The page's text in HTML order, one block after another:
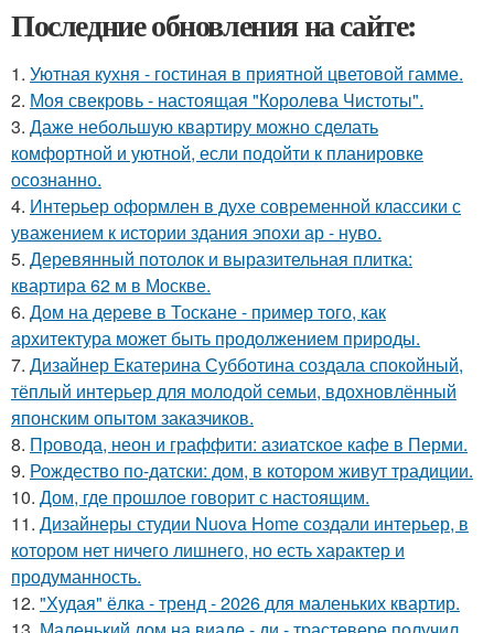
Последние обновления на сайте:
1. Уютная кухня - гостиная в приятной цветовой гамме.
2. Моя свекровь - настоящая "Королева Чистоты".
3. Даже небольшую квартиру можно сделать
комфортной и уютной, если подойти к планировке
осознанно.
4. Интерьер оформлен в духе современной классики с
уважением к истории здания эпохи ар - нуво.
5. Деревянный потолок и выразительная плитка:
квартира 62 м в Москве.
6. Дом на дереве в Тоскане - пример того, как
архитектура может быть продолжением природы.
7. Дизайнер Екатерина Субботина создала спокойный,
тёплый интерьер для молодой семьи, вдохновлённый
японским опытом заказчиков.
8. Провода, неон и граффити: азиатское кафе в Перми.
9. Рождество по-датски: дом, в котором живут традиции.
10. Дом, где прошлое говорит с настоящим.
11. Дизайнеры студии Nuova Home создали интерьер, в
котором нет ничего лишнего, но есть характер и
продуманность.
12. "Худая" ёлка - тренд - 2026 для маленьких квартир.